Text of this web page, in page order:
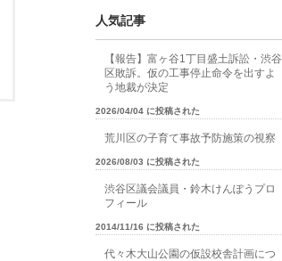
人気記事
【報告】富ヶ谷1丁目盛土訴訟・渋谷
区敗訴。仮の工事停止命令を出すよ
う地裁が決定
2026/04/04 に投稿された
荒川区の子育て事故予防施策の視察
2026/08/03 に投稿された
渋谷区議会議員・鈴木けんぽうプロ
フィール
2014/11/16 に投稿された
代々木大山公園の仮設校舎計画につ